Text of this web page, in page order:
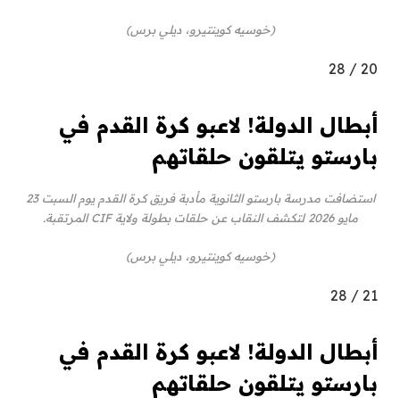
(خوسيه كوينتيرو، ديلي برس)
20
/
28
أبطال الدولة! لاعبو كرة القدم في
بارستو يتلقون حلقاتهم
استضافت مدرسة بارستو الثانوية مأدبة فريق كرة القدم يوم السبت 23
مايو 2026 لتكشف النقاب عن حلقات بطولة ولاية CIF المرتقبة.
(خوسيه كوينتيرو، ديلي برس)
21
/
28
أبطال الدولة! لاعبو كرة القدم في
بارستو يتلقون حلقاتهم